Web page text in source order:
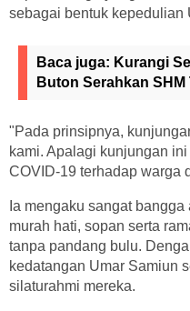
sebagai bentuk kepedulian
Baca juga: Kurangi
Buton Serahkan
"Pada prinsipnya,
kami. Apalagi kunjungan
COVID-19 terhadap warga
Ia mengaku sangat
murah hati, sopan serta
tanpa pandang bulu.
kedatangan Umar Samiun
silaturahmi mereka.